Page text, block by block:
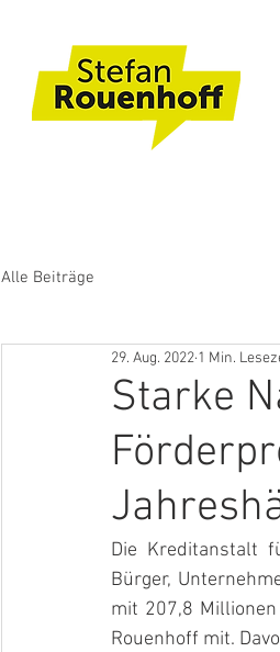
Alle Beiträge
Starke
29. Aug. 2022 1 Min.
Die Kreditanstalt
Bürger,
mit 207,8
Rouenhoff mit.